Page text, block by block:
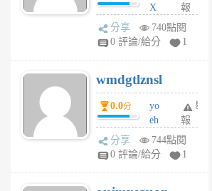
X
Pe
Jc
R
P
m
v
A
V
報
分享
740點閱
0 評論/給分
1
wmdgtlznsl
0.0分
yo
eh
ld
gy
舉
報
分享
744點閱
0 評論/給分
1